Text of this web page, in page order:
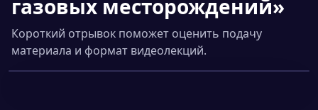
газовых месторождений»
Короткий отрывок поможет оценить подачу
материала и формат видеолекций.